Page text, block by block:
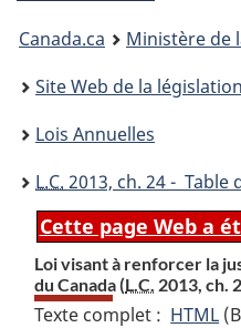
You
are
here:
Canada.ca
Ministère de
Site Web de la législation
Lois Annuelles
L.C. 2013, ch. 24 - Table
Cette page Web a
Loi visant à renforcer la
du Canada (L.C. 2013, ch.
Texte complet : HTML